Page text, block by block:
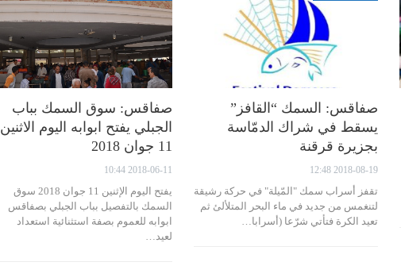
صفاقس: السمك “القافز”
يسقط في شراك الدمّاسة
بجزيرة قرقنة
2018-08-19 12:48
تقفز أسراب سمك "المّيلة" في حركة رشيقة
لتنغمس من جديد في ماء البحر المتلألئ ثم
تعيد الكرة فتأتي شرّعا (أسرابا…
صفاقس: سوق السمك بباب
الجبلي يفتح ابوابه اليوم الاثنين
11 جوان 2018
2018-06-11 10:44
يفتح اليوم الإثنين 11 جوان 2018 سوق
السمك بالتفصيل بباب الجبلي بصفاقس
ابوابه للعموم بصفة استثنائية استعداد
لعيد…